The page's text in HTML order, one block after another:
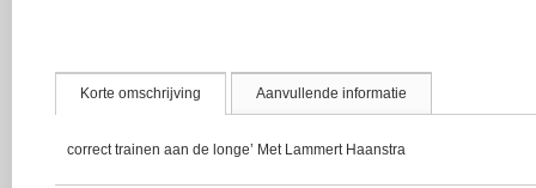
Korte omschrijving Aanvullende informatie
correct trainen aan de longe’ Met Lammert Haanstra